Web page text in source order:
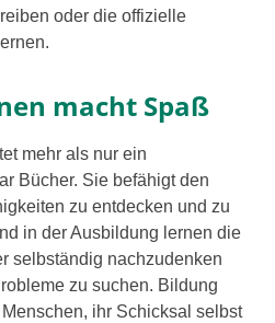
oder die offi­zi­el­le
macht Spaß
mehr als nur ein
Bücher. Sie befä­higt den
zu ent­de­cken und zu
in der Ausbildung ler­nen die
selb­stän­dig nach­zu­den­ken
zu suchen. Bildung
ihr Schicksal selbst